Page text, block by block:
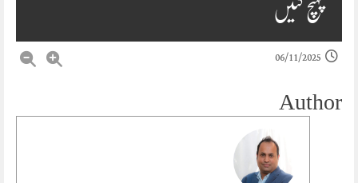
پہنچ گئیں
06/11/2025
Author